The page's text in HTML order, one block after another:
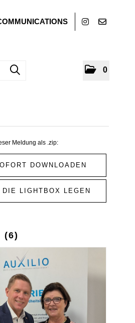
0
Meldung als .zip:
DOWNLOADEN
DIE LIGHTBOX LEGEN
(6)